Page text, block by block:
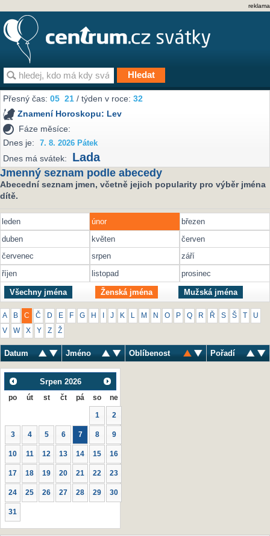
reklama
Přesný čas:05 21 / týden v roce:32
Znamení Horoskopu: Lev
Fáze měsíce:
Dnes je:
7. 8. 2026 Pátek
Dnes má svátek: Lada
Jmenný seznam podle abecedy
Abecední seznam jmen, včetně jejich popularity pro výběr jména
dítě.
leden únor
březen
duben
květen
červen
červenec
srpen
září
říjen
listopad prosinec
Všechny jména Ženská jména Mužská jména
A B C Č D E F G H J K M N O P Q R Ř S Š U
V W X Y Z Ž
Datum Jméno Oblíbenost Pořadí
Srpen 2026
po út st čt pá so ne
1 2
3 4 5 6 7 8 9
10 11 12 13 14 15 16
17 18 19 20 21 22 23
24 25 26 27 28 29 30
31